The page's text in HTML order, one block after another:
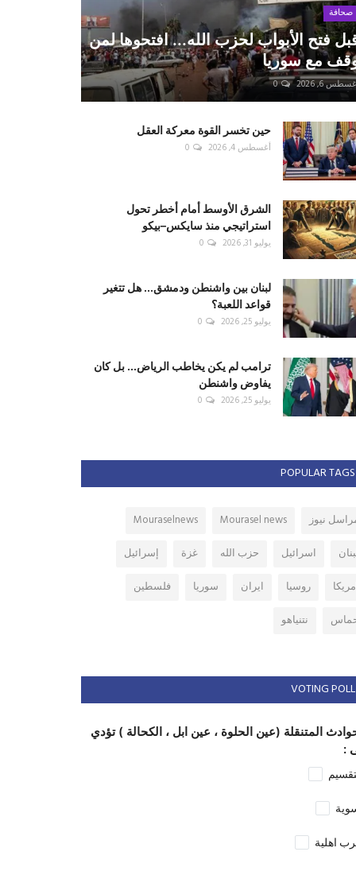
صحافة
فتح الأبواب لحزب الله... افتحوها لمن
مع سوريا
6, 2026
0
حين تخسر القوة معركة العقل
أغسطس 4, 2026 0
الشرق الأوسط أمام أخطر تحول
استراتيجي منذ سايكس–بيكو
يوليو 31, 2026 0
لبنان بين واشنطن ودمشق... هل تتغير
قواعد اللعبة؟
يوليو 25, 2026 0
ترامب لم يكن يخاطب الرياض... بل كان
يفاوض واشنطن
يوليو 25, 2026 0
POPULAR TAGS
نيوز Mourasel news
Mouraselnews
اسرائيل حزب الله غزة
إسرائيل
روسيا ايران سوريا
فلسطين
نتنياهو
VOTING POLL
المتنقلة (عين الحلوة ، عين ابل ، الكحالة ) تؤدي
:
اهلية